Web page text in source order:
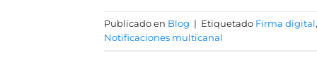
Publicado en Blog | Etiquetado Firma digital
Notificaciones multicanal